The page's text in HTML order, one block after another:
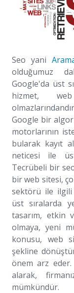
Seo yani
olduğumuz
Google'da üst
hizmet,
Google bir
motorlarının
bularak kayıt
neticesi ile
Tecrübeli bir
bir web sitesi,
sektörü ile ilgili
üst sıralarda
tasarım, etkin
olmaya, yeni
konusu, web
şekline
önem arz
alarak,
mümkündür.